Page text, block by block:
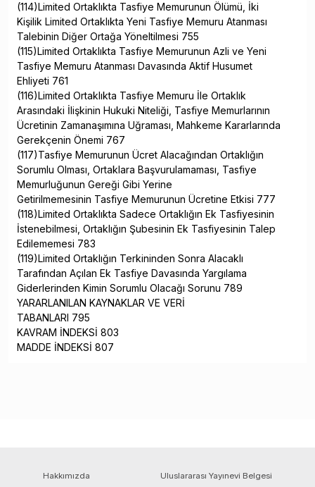
(114)Limited Ortaklıkta Tasfiye Memurunun Ölümü, İki
Kişilik Limited Ortaklıkta Yeni Tasfiye Memuru Atanması
Talebinin Diğer Ortağa Yöneltilmesi 755
(115)Limited Ortaklıkta Tasfiye Memurunun Azli ve Yeni
Tasfiye Memuru Atanması Davasında Aktif Husumet
Ehliyeti 761
(116)Limited Ortaklıkta Tasfiye Memuru İle Ortaklık
Arasındaki İlişkinin Hukuki Niteliği, Tasfiye Memurlarının
Ücretinin Zamanaşımına Uğraması, Mahkeme Kararlarında
Gerekçenin Önemi 767
(117)Tasfiye Memurunun Ücret Alacağından Ortaklığın
Sorumlu Olması, Ortaklara Başvurulamaması, Tasfiye
Memurluğunun Gereği Gibi Yerine
Getirilmemesinin Tasfiye Memurunun Ücretine Etkisi 777
(118)Limited Ortaklıkta Sadece Ortaklığın Ek Tasfiyesinin
İstenebilmesi, Ortaklığın Şubesinin Ek Tasfiyesinin Talep
Edilememesi 783
(119)Limited Ortaklığın Terkininden Sonra Alacaklı
Tarafından Açılan Ek Tasfiye Davasında Yargılama
Giderlerinden Kimin Sorumlu Olacağı Sorunu 789
YARARLANILAN KAYNAKLAR VE VERİ
TABANLARI 795
KAVRAM İNDEKSİ 803
MADDE İNDEKSİ 807
Hakkımızda Uluslararası Yayınevi Belgesi